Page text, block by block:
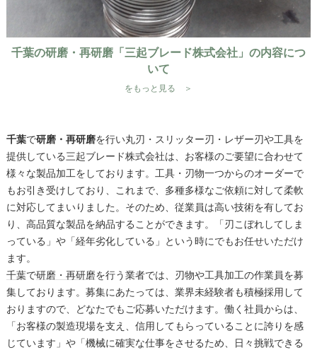
千葉の研磨・再研磨「三起ブレード株式会社」の内容につ
いて
をもっと見る ＞
千葉で研磨・再研磨を行い丸刃・スリッター刃・レザー刃や工具を
提供している三起ブレード株式会社は、お客様のご要望に合わせて
様々な製品加工をしております。工具・刃物一つからのオーダーで
もお引き受けしており、これまで、多種多様なご依頼に対して柔軟
に対応してまいりました。そのため、従業員は高い技術を有してお
り、高品質な製品を納品することができます。「刃こぼれしてしま
っている」や「経年劣化している」という時にでもお任せいただけ
ます。
千葉で研磨・再研磨を行う業者では、刃物や工具加工の作業員を募
集しております。募集にあたっては、業界未経験者も積極採用して
おりますので、どなたでもご応募いただけます。働く社員からは、
「お客様の製造現場を支え、信用してもらっていることに誇りを感
じています」や「機械に確実な仕事をさせるため、日々挑戦できる